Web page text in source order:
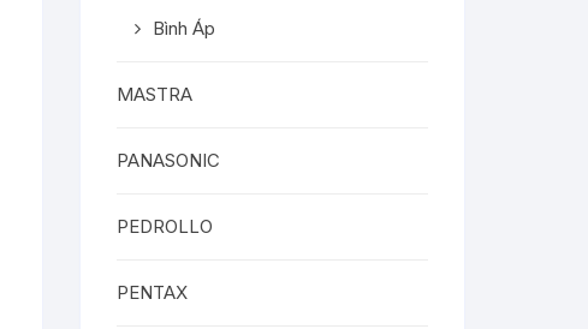
Bình Áp
MASTRA
PANASONIC
PEDROLLO
PENTAX